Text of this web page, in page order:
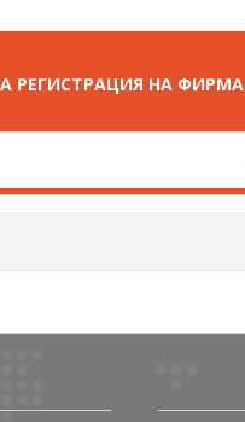
РЕГИСТРАЦИЯ НА ФИРМА